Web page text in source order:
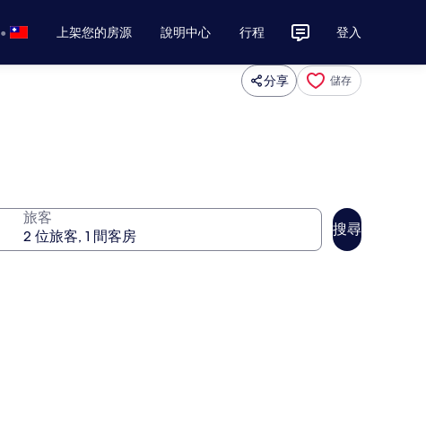
• 上架您的房源 說明中心 行程 登入
分享 儲存
旅客
搜尋